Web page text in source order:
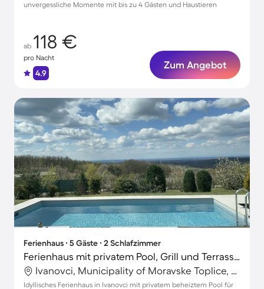
unvergessliche Momente mit bis zu 4 Gästen und Haustieren
ab 118 €
pro Nacht
4.9
Zum Angebot
Ferienhaus ∙ 5 Gäste ∙ 2 Schlafzimmer
Ferienhaus mit privatem Pool, Grill und Terrasse | Naturblick
Ivanovci, Municipality of Moravske Toplice, Slowenien
Idyllisches Ferienhaus in Ivanovci mit privatem beheiztem Pool für